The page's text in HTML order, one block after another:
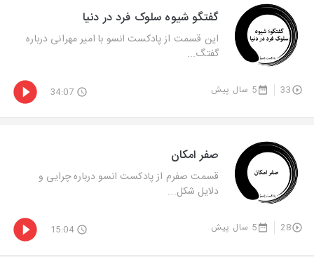
گفتگو شیوه سلوک فرد در دنیا
این قسمت از پادکست انسو با امیر مهرانی درباره
گفتگ...
33 5 سال پیش 34:07
صفر امکان
قسمت صفرم از پادکست انسو درباره چرایی و
دلایل شکل‌...
28 5 سال پیش 15:04